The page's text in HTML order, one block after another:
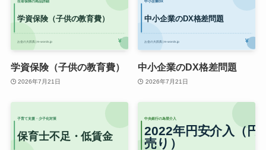
学資保険（子供の教育費）
2026年7月21日
中小企業のDX格差問題
2026年7月21日